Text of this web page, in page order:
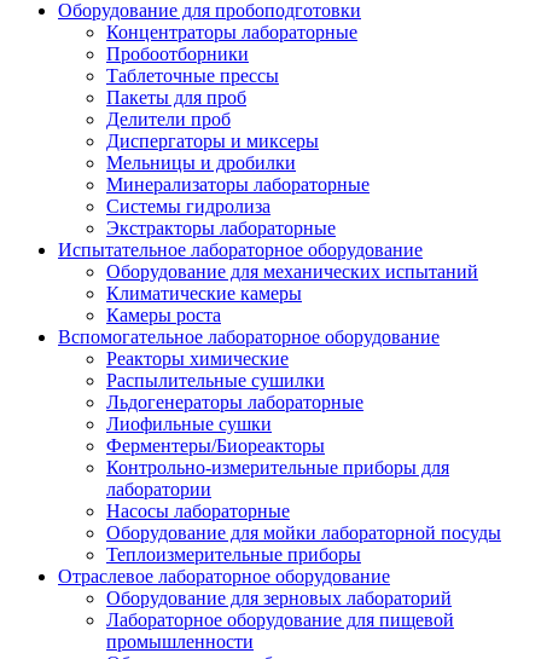
Оборудование для пробоподготовки
Концентраторы лабораторные
Пробоотборники
Таблеточные прессы
Пакеты для проб
Делители проб
Диспергаторы и миксеры
Мельницы и дробилки
Минерализаторы лабораторные
Системы гидролиза
Экстракторы лабораторные
Испытательное лабораторное оборудование
Оборудование для механических испытаний
Климатические камеры
Камеры роста
Вспомогательное лабораторное оборудование
Реакторы химические
Распылительные сушилки
Льдогенераторы лабораторные
Лиофильные сушки
Ферментеры/Биореакторы
Контрольно-измерительные приборы для
лаборатории
Насосы лабораторные
Оборудование для мойки лабораторной посуды
Теплоизмерительные приборы
Отраслевое лабораторное оборудование
Оборудование для зерновых лабораторий
Лабораторное оборудование для пищевой
промышленности